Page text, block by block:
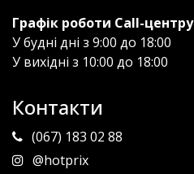
Графік роботи Call-центру
У будні дні з 9:00 до 18:00
У вихідні з 10:00 до 18:00
Контакти
(067) 183 02 88
@hotprix